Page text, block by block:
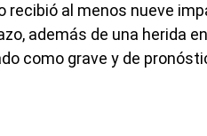
recibió al menos nueve
además de una herida
como grave y de